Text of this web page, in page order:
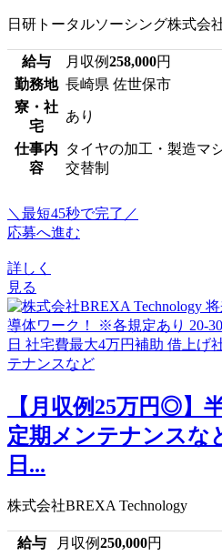
日研トータルソーシング株式会
給与 月収例258,000円
勤務地 長崎県 佐世保市
寮・社
宅
あり
仕事内
容
タイヤの加工・製造マ
交替制
＼最短45秒で完了／
応募へ進む
詳しく
見る
【月収例25万円◎】
定期メンテナンスな
日...
株式会社BREXA Technology
給与 月収例250,000円